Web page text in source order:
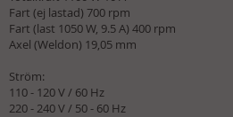
Fart (ej lastad) 700 rpm
Fart (last 1050 W, 9.5 A) 400 rpm
Axel (Weldon) 19,05 mm
Ström:
110 - 120 V / 60 Hz
220 - 240 V / 50 - 60 Hz